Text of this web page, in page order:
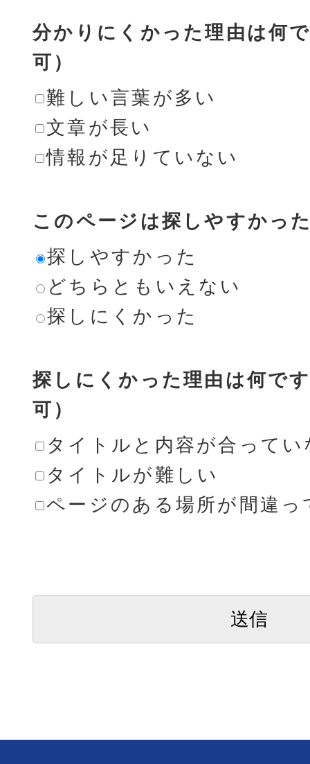
分かりにくかった理由は何
可）
難しい言葉が多い
文章が長い
情報が足りていない
このページは探しやすかっ
探しやすかった
どちらともいえない
探しにくかった
探しにくかった理由は何で
可）
タイトルと内容が合ってい
タイトルが難しい
ページのある場所が間違っ